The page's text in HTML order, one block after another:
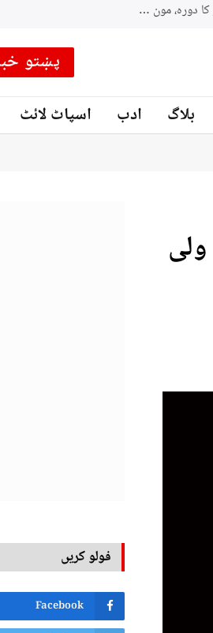
کے بیٹنگ کوچ مقرر
پښتو
بلاگ ادب اسپاٹ لائٹ
فولو کریں
Facebook